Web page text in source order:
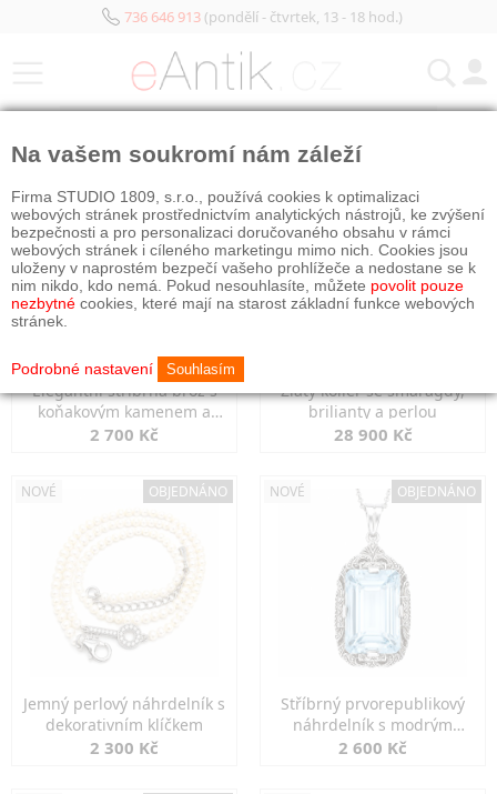
736 646 913(pondělí - čtvrtek, 13 - 18 hod.)
Elegantní stříbrná brož s
koňakovým kamenem a
markazity
2 700 Kč
Zlatý kolier se smaragdy,
brilianty a perlou
28 900 Kč
NOVÉ OBJEDNÁNO
Jemný perlový náhrdelník s
dekorativním klíčkem
2 300 Kč
NOVÉ OBJEDNÁNO
Stříbrný prvorepublikový
náhrdelník s modrým
spinelem
2 600 Kč
Na vašem soukromí nám záleží
Firma STUDIO 1809, s.r.o., používá cookies k optimalizaci
webových stránek prostřednictvím analytických nástrojů, ke zvýšení
bezpečnosti a pro personalizaci doručovaného obsahu v rámci
webových stránek i cíleného marketingu mimo nich. Cookies jsou
uloženy v naprostém bezpečí vašeho prohlížeče a nedostane se k
nim nikdo, kdo nemá. Pokud nesouhlasíte, můžete povolit pouze
nezbytné cookies, které mají na starost základní funkce webových
stránek.
Podrobné nastavení Souhlasím